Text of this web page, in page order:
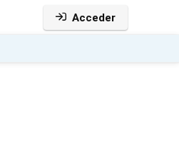
Acceder